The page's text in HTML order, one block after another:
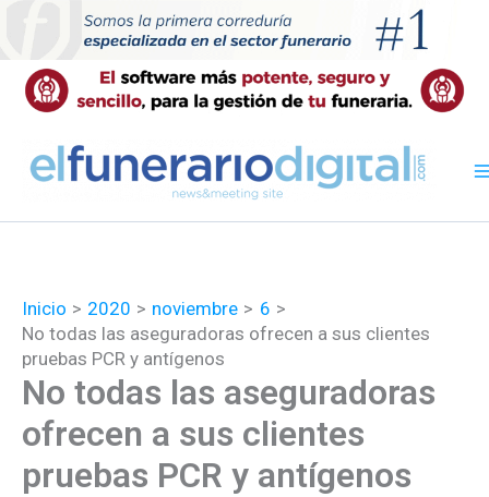
contenido
Inicio 2020 noviembre
6
No todas las aseguradoras ofrecen a sus clientes
pruebas PCR y antígenos
No todas las aseguradoras
ofrecen a sus clientes
pruebas PCR y antígenos